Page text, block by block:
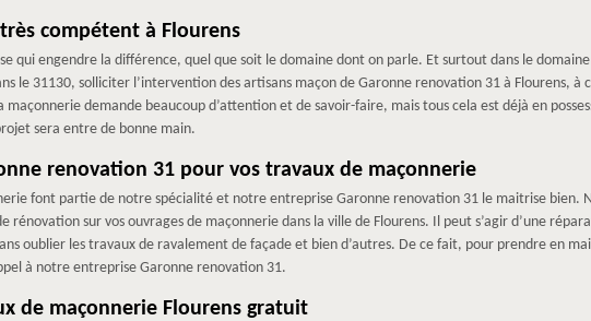
compétent à Flourens
qui engendre la différence, quel que soit le domaine dont on parle. Et surtout dans le
le 31130, solliciter l’intervention des artisans maçon de Garonne renovation 31 à Flourens,
maçonnerie demande beaucoup d’attention et de savoir-faire, mais tous cela est déjà en
sera entre de bonne main.
renovation 31 pour vos travaux de maçonnerie
font partie de notre spécialité et notre entreprise Garonne renovation 31 le maitrise bien.
rénovation sur vos ouvrages de maçonnerie dans la ville de Flourens. Il peut s’agir d’une
oublier les travaux de ravalement de façade et bien d’autres. De ce fait, pour prendre en
à notre entreprise Garonne renovation 31.
de maçonnerie Flourens gratuit